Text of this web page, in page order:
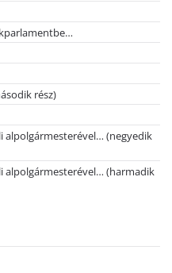
rész)
alpolgármesterével… (negyedik
alpolgármesterével… (harmadik